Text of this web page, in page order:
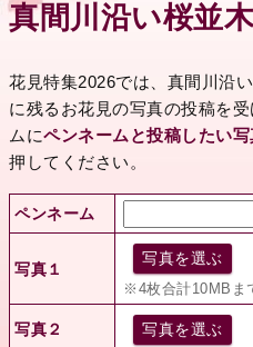
真間川沿い桜並
花見特集2026では、真間川沿
に残るお花見の写真の投稿を
ムにペンネームと投稿したい写
押してください。
ペンネーム
写真１
写真を選ぶ
※4枚合計10MBま
写真２ 写真を選ぶ